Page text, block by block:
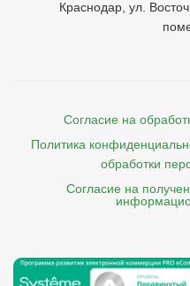
Краснодар, ул.
Согласие на
Политика
обработки
Согласие на